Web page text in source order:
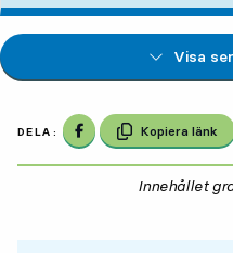
Visa
DELA: Dela på Facebook
Kopiera länk
Innehållet